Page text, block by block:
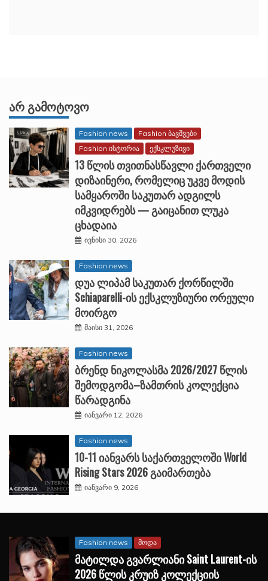
ᲐᲠ ᲒᲐᲛᲝᲢᲝᲕᲝ
Fashion news
Fashion ბავშვები
Fashion ისტორია
ექსკლუზივი
13 წლის თვითნასწავლი ქართველი
დიზაინერი, რომელიც უკვე მოდის
სამყაროში საკუთარ ადგილს
იმკვიდრებს — გაიცანით ლუკა
ცხადაია
ივნისი 30, 2026
Fashion news
დუა ლიპამ საკუთარ ქორწილში
Schiaparelli-ის ექსკლუზიური ორეული
მოირგო
მაისი 31, 2026
Fashion news
ბრენდ ნიკოლასმა 2026/2027 წლის
შემოდგომა–ზამთრის კოლექცია
წარადგინა
იანვარი 12, 2026
Fashion news
10-11 იანვარს საქართველოში World
Rising Stars 2026 გაიმართება
იანვარი 9, 2026
Fashion news მოდა
მატილდა გვარლიანი Saint Laurent-ის
2026 წლის კრუიზ კოლექციის